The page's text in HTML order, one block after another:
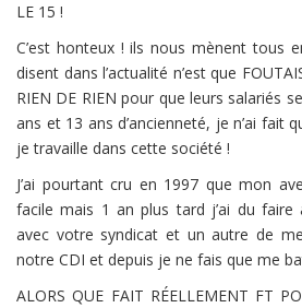
LE 15 !
C’est honteux ! ils nous mènent tous
disent dans l’actualité n’est que
RIEN DE RIEN pour que leurs salariés
ans et 13 ans d’ancienneté, je n’ai fait
je travaille dans cette société !
J’ai pourtant cru en 1997 que mon
facile mais 1 an plus tard j’ai du faire
avec votre syndicat et un autre de
notre CDI et depuis je ne fais que me
ALORS QUE FAIT RÉELLEMENT FT